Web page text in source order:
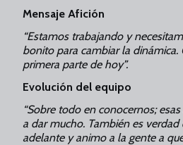
Mensaje Afición
“Estamos trabajando y
bonito para cambiar la
primera parte de hoy”.
Evolución del equipo
“Sobre todo en conocernos;
a dar mucho. También es
adelante y animo a la gente a